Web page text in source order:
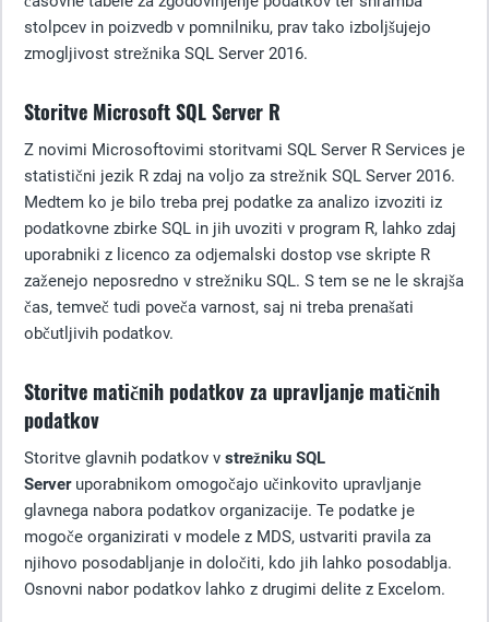
stolpcev in poizvedb v pomnilniku, prav tako izboljšujejo
zmogljivost strežnika SQL Server 2016.
Storitve Microsoft SQL Server R
Z novimi Microsoftovimi storitvami SQL Server R Services je
statistični jezik R zdaj na voljo za strežnik SQL Server 2016.
Medtem ko je bilo treba prej podatke za analizo izvoziti iz
podatkovne zbirke SQL in jih uvoziti v program R, lahko zdaj
uporabniki z licenco za odjemalski dostop vse skripte R
zaženejo neposredno v strežniku SQL. S tem se ne le skrajša
čas, temveč tudi poveča varnost, saj ni treba prenašati
občutljivih podatkov.
Storitve matičnih podatkov za upravljanje matičnih
podatkov
Storitve glavnih podatkov v strežniku SQL
Serveruporabnikom omogočajo učinkovito upravljanje
glavnega nabora podatkov organizacije. Te podatke je
mogoče organizirati v modele z MDS, ustvariti pravila za
njihovo posodabljanje in določiti, kdo jih lahko posodablja.
Osnovni nabor podatkov lahko z drugimi delite z Excelom.